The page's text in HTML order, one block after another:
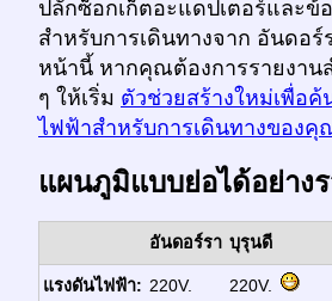
ปลั๊กซ็อกเก็ตอะแดปเตอร์และข้
สำหรับการเดินทางจาก อันดอร์
หน้านี้ หากคุณต้องการรายงาน
ๆ ให้เริ่ม ตัวช่วยสร้างใหม่เพื่อค้
ไฟฟ้าสำหรับการเดินทางของ
แผนภูมิแบบย่อได้อย่างร
อันดอร์รา บุรุนดี
แรงดันไฟฟ้า: 220V. 220V.